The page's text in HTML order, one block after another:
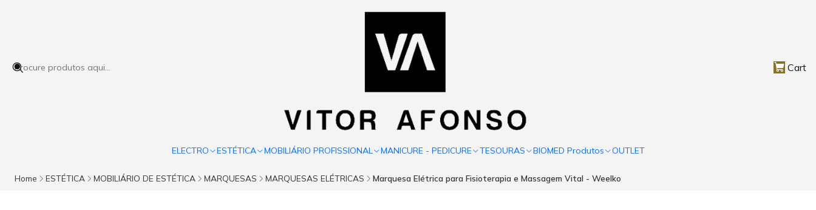
Cart
ELECTRO ESTÉTICA MOBILIÁRIO PROFISSIONAL MANICURE - PEDICURE TESOURAS BIOMED Produtos OUTLET
Home ESTÉTICA MOBILIÁRIO DE ESTÉTICA MARQUESAS MARQUESAS ELÉTRICAS Marquesa Elétrica para Fisioterapia e Massagem Vital - Weelko